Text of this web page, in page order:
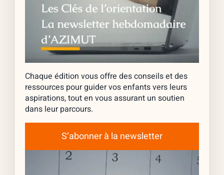
Chaque édition vous offre des conseils et des
ressources pour guider vos enfants vers leurs
aspirations, tout en vous assurant un soutien
dans leur parcours.
S’abonner à la newsletter